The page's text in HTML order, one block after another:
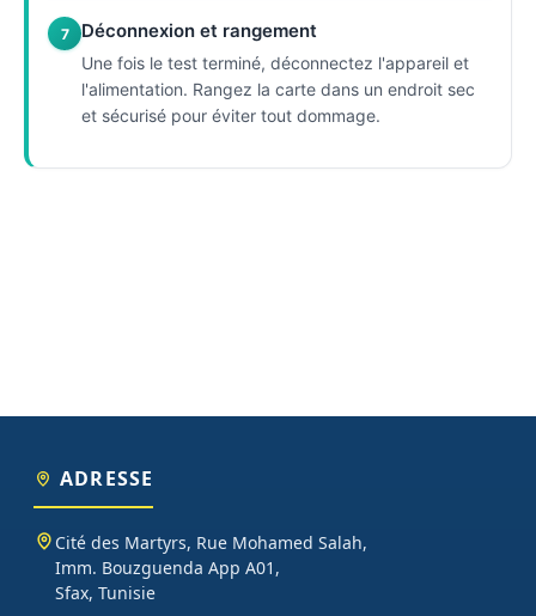
7 Déconnexion et rangement
Une fois le test terminé, déconnectez l'appareil et
l'alimentation. Rangez la carte dans un endroit sec
et sécurisé pour éviter tout dommage.
ADRESSE
Cité des Martyrs, Rue Mohamed Salah,
Imm. Bouzguenda App A01,
Sfax, Tunisie